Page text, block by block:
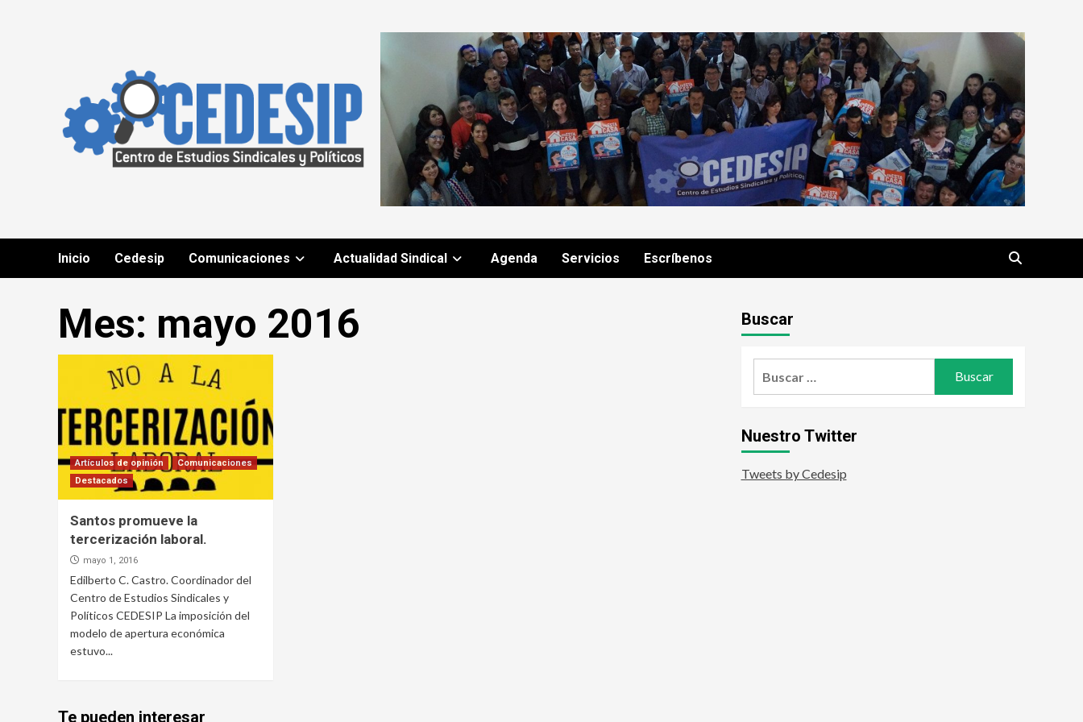
Inicio Cedesip Comunicaciones Actualidad Sindical Agenda Servicios Escríbenos
Mes: mayo 2016
Artículos de opinión
Comunicaciones
Destacados
Santos promueve la
tercerización laboral.
mayo 1, 2016
Edilberto C. Castro. Coordinador del
Centro de Estudios Sindicales y
Políticos CEDESIP La imposición del
modelo de apertura económica
estuvo...
Buscar
Nuestro Twitter
Tweets by Cedesip
Te pueden interesar